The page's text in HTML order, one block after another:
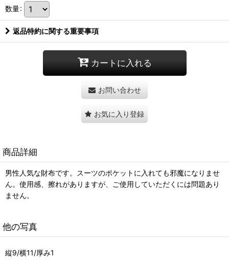
数量:
返品特約に関する重要事項
カートに入れる
お問い合わせ
お気に入り登録
商品詳細
男性人気な財布です。スーツのポケットに入れても邪魔になりませ
ん。使用感、擦れがありますが、ご使用していただくには問題あり
ません。
他の写真
縦9/横11/厚み1